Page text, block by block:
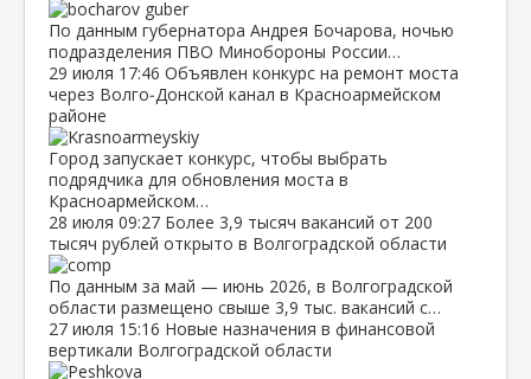
По данным губернатора Андрея Бочарова, ночью
подразделения ПВО Минобороны России…
29 июля 17:46 Объявлен конкурс на ремонт моста
через Волго‑Донской канал в Красноармейском
районе
Город запускает конкурс, чтобы выбрать
подрядчика для обновления моста в
Красноармейском…
28 июля 09:27 Более 3,9 тысяч вакансий от 200
тысяч рублей открыто в Волгоградской области
По данным за май — июнь 2026, в Волгоградской
области размещено свыше 3,9 тыс. вакансий с…
27 июля 15:16 Новые назначения в финансовой
вертикали Волгоградской области